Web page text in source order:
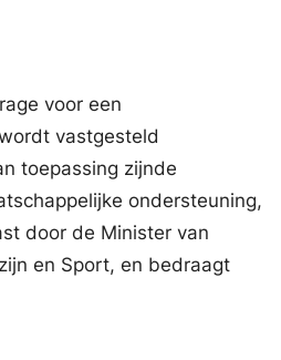
voor een
vastgesteld
toepassing zijnde
ondersteuning,
door de Minister van
en Sport, en bedraagt